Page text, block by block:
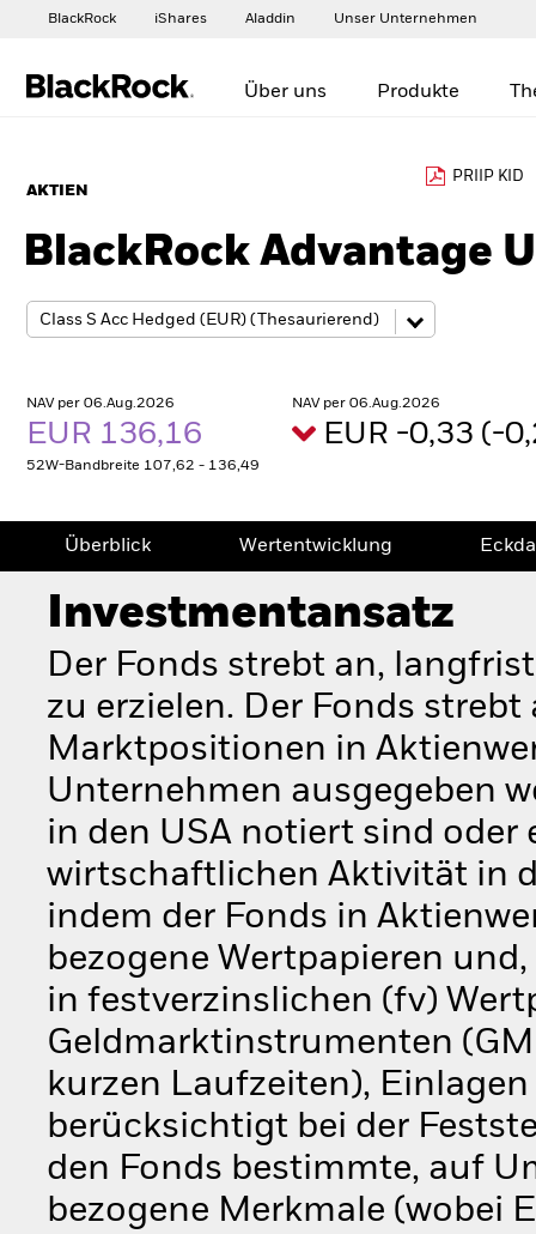
BlackRock iShares Aladdin Unser Unternehmen
Über uns Produkte
AKTIEN
PRIIP KID
BlackRock Advantage
NAV per 06.Aug.2026
EUR 136,16
52W-Bandbreite 107,62 - 136,49
NAV per 06.Aug.2026
EUR -0,33 (-
Überblick Wertentwicklung
Investmentansatz
Der Fonds strebt an,
zu erzielen. Der Fonds
Marktpositionen in
Unternehmen ausgegeben
in den USA notiert sind
wirtschaftlichen Aktivität in
indem der Fonds in
bezogene Wertpapieren
in festverzinslichen (fv)
Geldmarktinstrumenten
kurzen Laufzeiten),
berücksichtigt bei der
den Fonds bestimmte, auf
bezogene Merkmale (wobei